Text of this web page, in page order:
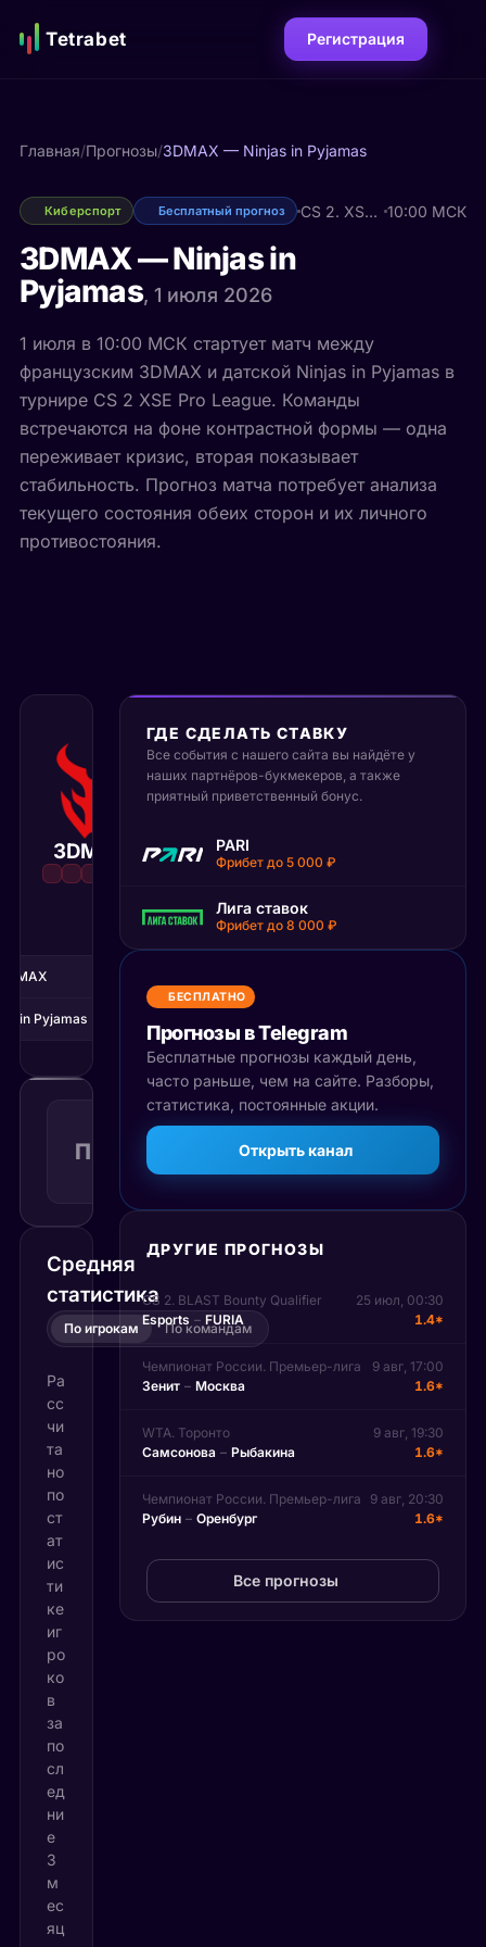
Tetrabet Регистрация
Главная/Прогнозы/3DMAX — Ninjas in Pyjamas
Киберспорт Бесплатный прогноз CS 2. XSE Pro League 10:00 МСК
3DMAX — Ninjas in
Pyjamas, 1 июля 2026
1 июля в 10:00 МСК стартует матч между
французским 3DMAX и датской Ninjas in Pyjamas в
турнире CS 2 XSE Pro League. Команды
встречаются на фоне контрастной формы — одна
переживает кризис, вторая показывает
стабильность. Прогноз матча потребует анализа
текущего состояния обеих сторон и их личного
противостояния.
3DMAX
1 июля 2026
10:00 МСК
16:14
Матч завершён
1К
in Pyjamas
П2
Победа
игрока
Рекомендуемая
Поражение
Средняя
статистика
По игрокам По командам
Ра
сс
чи
та
но
по
ст
ат
ис
ти
ке
иг
ро
ко
в
за
по
сл
ед
ни
е
3
м
ес
яц
ГДЕ СДЕЛАТЬ СТАВКУ
Все события с нашего сайта вы найдёте у
наших партнёров-букмекеров, а также
приятный приветственный бонус.
PARI
Фрибет до 5 000 ₽
Лига ставок
Фрибет до 8 000 ₽
БЕСПЛАТНО
Прогнозы в Telegram
Бесплатные прогнозы каждый день,
часто раньше, чем на сайте. Разборы,
статистика, постоянные акции.
Открыть канал
ДРУГИЕ ПРОГНОЗЫ
CS 2. BLAST Bounty Qualifier
25 июл, 00:30
Esports – FURIA 1.4*
Чемпионат России. Премьер-лига
9 авг, 17:00
Зенит – Москва 1.6*
WTA. Торонто
9 авг, 19:30
Самсонова – Рыбакина 1.6*
Чемпионат России. Премьер-лига
9 авг, 20:30
Рубин – Оренбург 1.6*
Все прогнозы